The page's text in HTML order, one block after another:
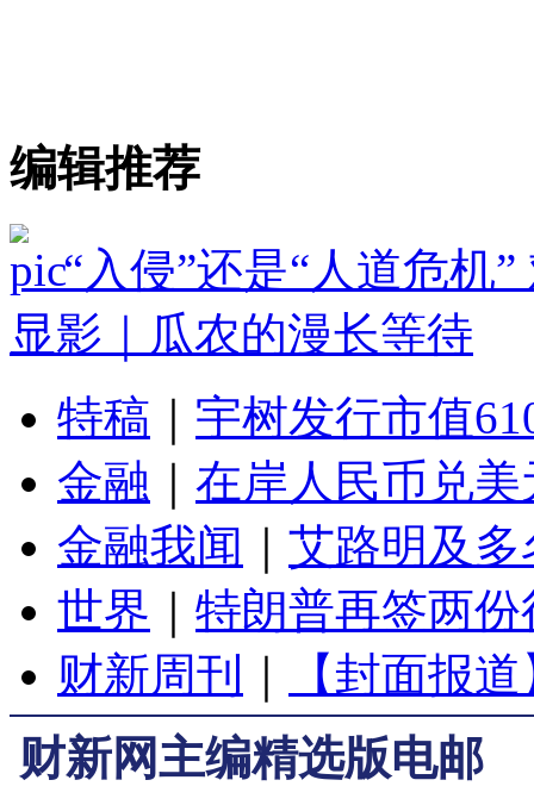
编辑推荐
“入侵”还是“人道危机
显影｜瓜农的漫长等待
特稿
宇树发行市值
金融
在岸人民币兑
金融我闻
艾路明及
世界
特朗普再签两
财新周刊
【封面报
财新网主编精选版电邮